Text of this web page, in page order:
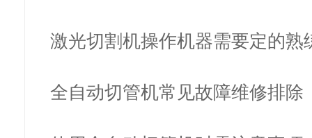
果？
激光切割机操作机器需要定的熟
能正…
全自动切管机常见故障维修排除